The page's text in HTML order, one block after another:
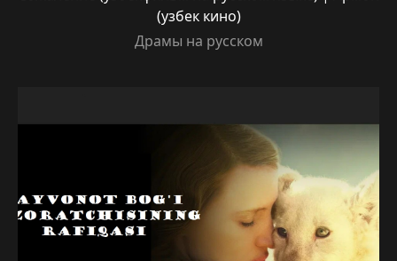
(узбек кино)
Драмы на русском